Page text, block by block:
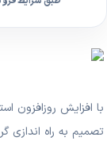
تصمیم به راه اندازی